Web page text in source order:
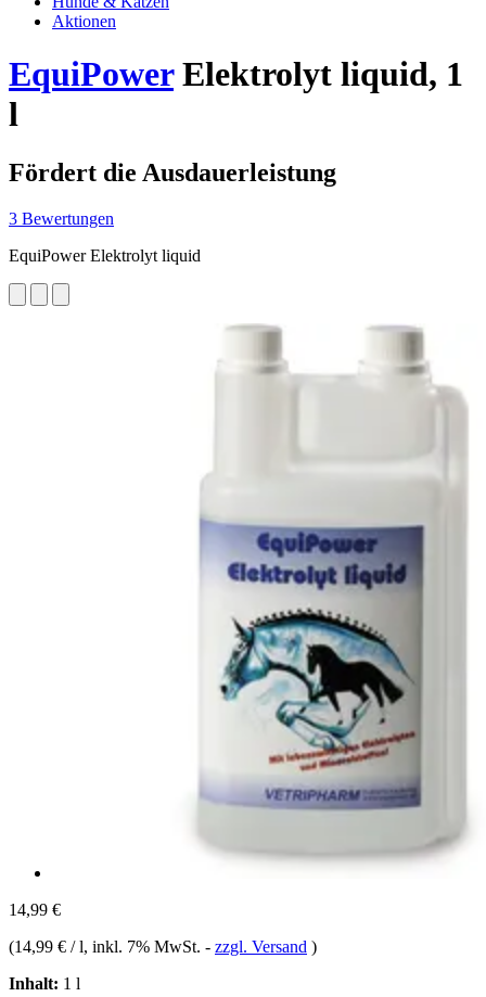
Aktionen
EquiPowerElektrolyt liquid, 1
l
Fördert die Ausdauerleistung
3 Bewertungen
EquiPower Elektrolyt liquid
14,99 €
(14,99 € / l, inkl. 7% MwSt. - zzgl. Versand )
Inhalt: 1 l